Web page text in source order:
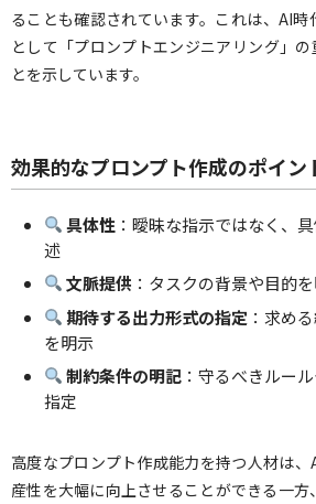
ることも確認されています。これは、AI
として「プロンプトエンジニアリング」
とを示しています。
効果的なプロンプト作成のポイン
具体性 ：曖昧な指示ではなく、
述
文脈提供 ：タスクの背景や目的
期待する出力形式の指定 ：求め
を明示
制約条件の明記 ：守るべきルー
指定
高度なプロンプト作成能力を持つ人材は
産性を大幅に向上させることができる一